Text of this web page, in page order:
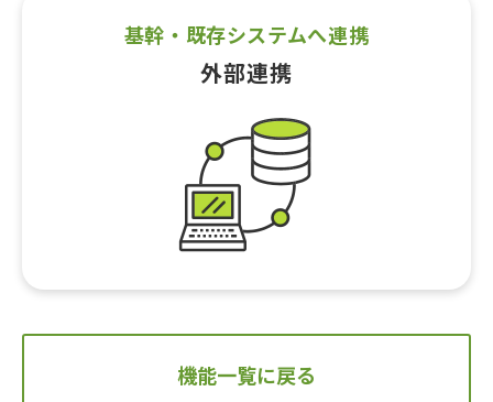
基幹・既存システムへ連携
外部連携
機能一覧に戻る